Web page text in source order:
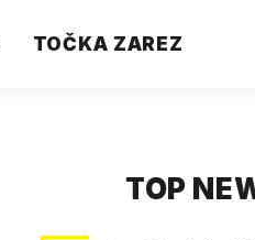
TOČKA ZAREZ
TOP